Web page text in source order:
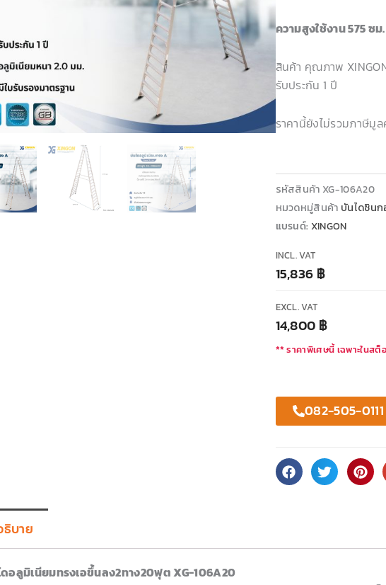
ความสูงใช้งาน 575 ซม.
สินค้า คุณภาพ
รับประกัน 1 ปี
ราคานี้ยังไม่รวมภาษีมูล
รหัสสินค้า XG-106A20
หมวดหมู่สินค้า บันไดซิน
แบรนด์: XINGON
INCL. VAT
15,836 ฿
EXCL. VAT
14,800 ฿
** ราคาพิเศษนี้ เฉพาะในสต็
082-505-0111
ธิบาย
อลูมิเนียมทรงเอขึ้นลง2ทาง20ฟุต XG-106A20